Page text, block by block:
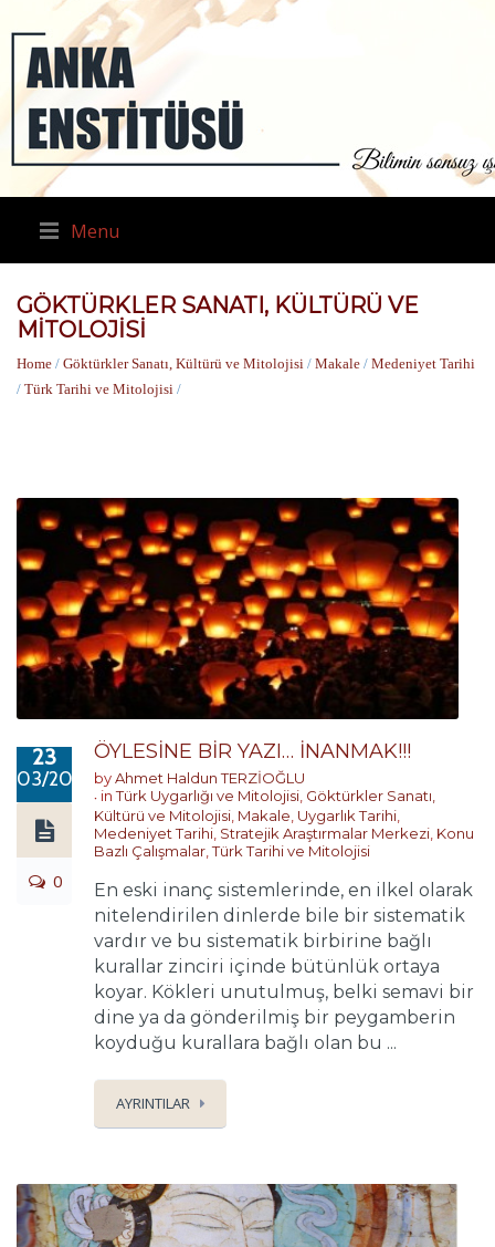
Menu
GÖKTÜRKLER SANATI, KÜLTÜRÜ VE
MITOLOJISI
Home / Göktürkler Sanatı, Kültürü ve Mitolojisi / Makale / Medeniyet Tarihi
/ Türk Tarihi ve Mitolojisi /
23
03/2017
0
ÖYLESİNE BİR YAZI… İNANMAK!!!
byAhmet Haldun TERZİOĞLU
inTürk Uygarlığı ve Mitolojisi Göktürkler Sanatı,
Kültürü ve Mitolojisi Makale Uygarlık Tarihi
Medeniyet Tarihi Stratejik Araştırmalar Merkezi Konu
Bazlı Çalışmalar ,Türk Tarihi ve Mitolojisi
En eski inanç sistemlerinde, en ilkel olarak
nitelendirilen dinlerde bile bir sistematik
vardır ve bu sistematik birbirine bağlı
kurallar zinciri içinde bütünlük ortaya
koyar. Kökleri unutulmuş, belki semavi bir
dine ya da gönderilmiş bir peygamberin
koyduğu kurallara bağlı olan bu ...
AYRINTILAR